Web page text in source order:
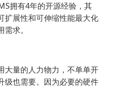
拥有4年的开源经验，其
扩展性和可伸缩性能最大化
求。
量的人力物力，不单单开
级也需要。因为必要的硬件